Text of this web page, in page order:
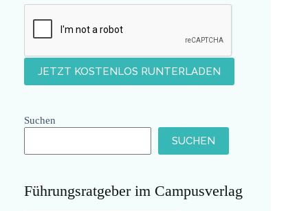
Suchen
SUCHEN
Führungsratgeber im Campusverlag